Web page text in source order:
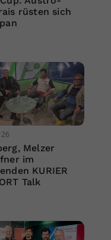
rüsten sich
Melzer
im
KURIER
Talk